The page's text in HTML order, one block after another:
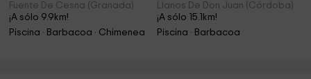
Fuente De Cesna (Granada)
¡A sólo 9.9km!
Piscina · Barbacoa · Chimenea
Llanos De Don Juan (Córdoba)
¡A sólo 15.1km!
Piscina · Barbacoa